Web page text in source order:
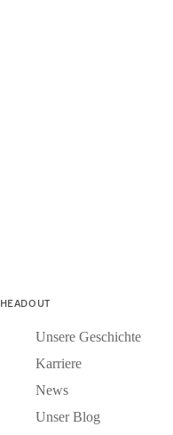
HEADOUT
Unsere Geschichte
Karriere
News
Unser Blog